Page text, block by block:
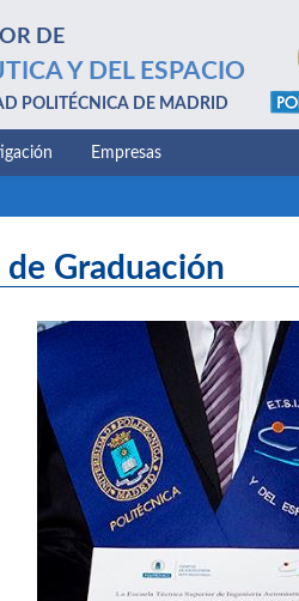
DE
Y DEL ESPACIO
POLITÉCNICA DE MADRID
Empresas
Graduación